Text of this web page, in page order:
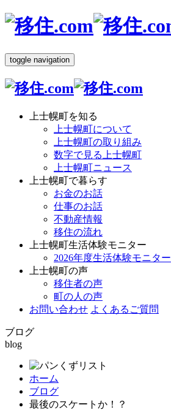
toggle navigation
上士幌町を知る
上士幌町について
上士幌町の取り組み
数字で見る上士幌町
上士幌町ニュース
上士幌町で暮らす
お金のお話
仕事のお話
不動産情報
移住の流れ
上士幌町生活体験モニター
2026年度生活体験モニター
上士幌町の声
移住者の声
町の人の声
お問い合わせ よくあるご質問
ブログ
blog
ホーム
ブログ
最後のスケートか！？